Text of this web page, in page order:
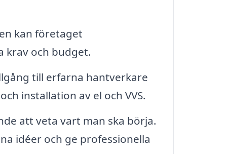
kan företaget
krav och budget.
till erfarna hantverkare
installation av el och VVS.
att veta vart man ska börja.
idéer och ge professionella